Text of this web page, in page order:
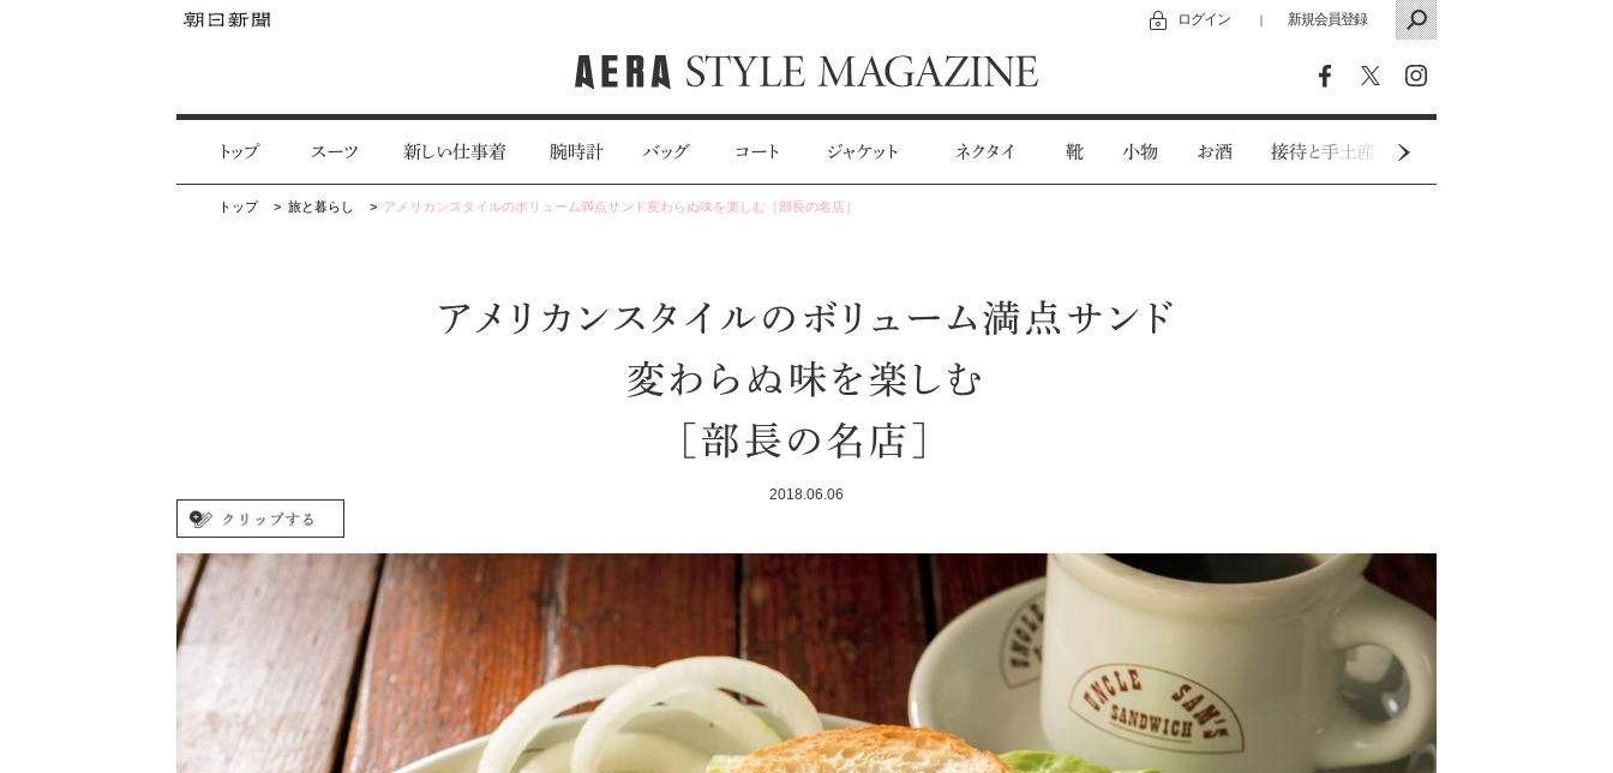
ログイン ｜ 新規会員登録
トップ スーツ 新しい仕事着 腕時計 バッグ コート ジャケット ネクタイ 靴 小物 お酒 接待と手土産
トップ 旅と暮らし アメリカンスタイルのボリューム満点サンド変わらぬ味を楽しむ［部長の名店］
アメリカンスタイルのボリューム満点サンド
変わらぬ味を楽しむ
［部長の名店］
2018.06.06